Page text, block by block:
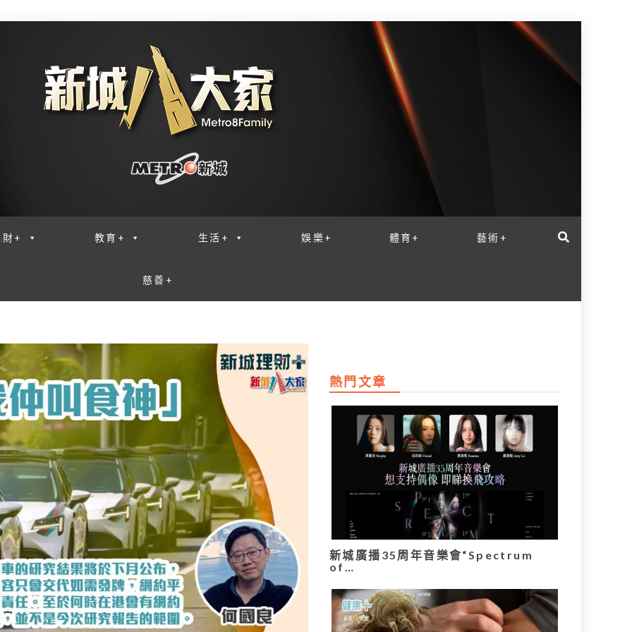
財+ 教育+ 生活+ 娛樂+ 體育+ 藝術+
慈善+
熱門文章
新城廣播35周年音樂會“Spectrum
of…